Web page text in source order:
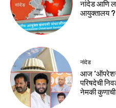
नांदेड आणि
आयुक्तालय ?
नांदेड
आज ‘ऑपरेशन
परिषदेची
नेमकी